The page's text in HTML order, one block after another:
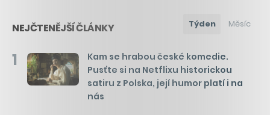
NEJČTENĚJŠÍ ČLÁNKY Týden Měsíc
1
Kam se hrabou české komedie.
Pusťte si na Netflixu historickou
satiru z Polska, její humor platí i na
nás